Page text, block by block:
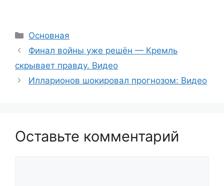
Рубрики
Основная
Финал войны уже решён — Кремль
скрывает правду. Видео
Илларионов шокировал прогнозом: Видео
Оставьте комментарий